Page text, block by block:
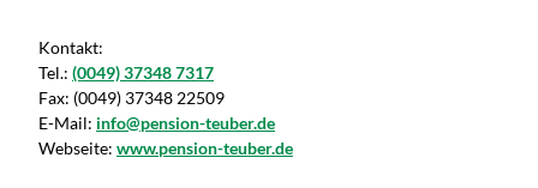
Kontakt:
Tel.: (0049) 37348 7317
Fax: (0049) 37348 22509
E-Mail: info@pension-teuber.de
Webseite: www.pension-teuber.de